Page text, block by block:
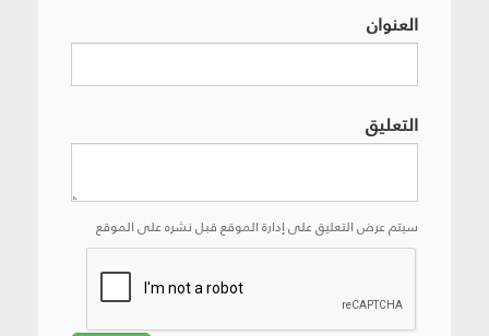
العنوان
التعليق
سيتم عرض التعليق على إدارة الموقع قبل نشره على الموقع